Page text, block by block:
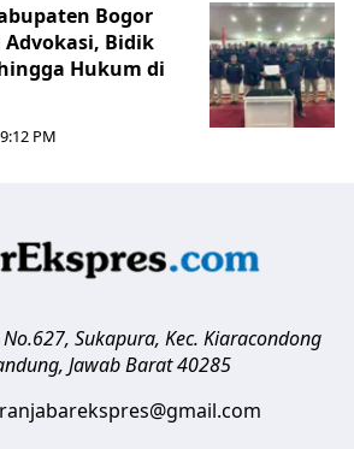
Bogor
Advokasi, Bidik
Hukum di
PM
Sukapura, Kec. Kiaracondong
, Jawab Barat 40285